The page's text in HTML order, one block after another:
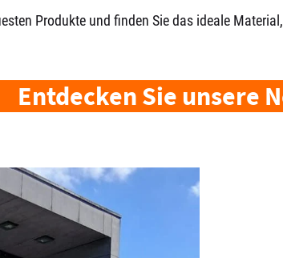
Produkte und finden Sie das ideale
Entdecken Sie unsere